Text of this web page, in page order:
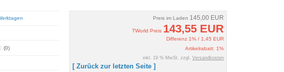
Preis im Laden 145,00 EUR
TWorld Preis 143,55 EUR
Differenz 1% / 1,45 EUR
Artikelrabatt: 1%
inkl. 19 % MwSt. zzgl. Versandkosten
[ Zurück zur letzten Seite ]
(0)